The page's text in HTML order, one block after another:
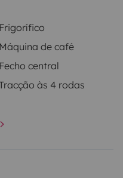
(protección del
Frigorífico
Máquina de café
Fecho central
às 4 rodas